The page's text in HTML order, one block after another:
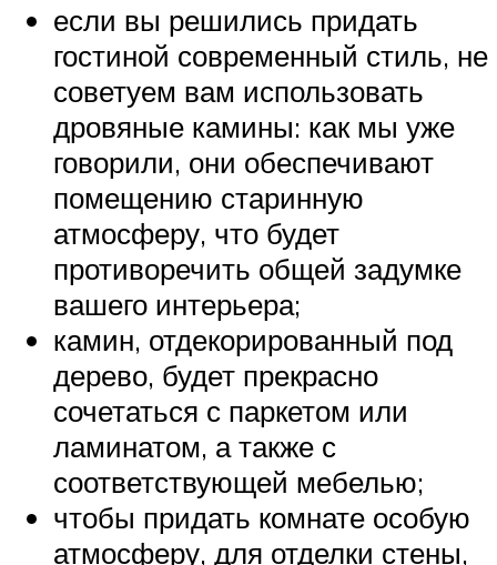
если вы решились придать
гостиной современный стиль, не
советуем вам использовать
дровяные камины: как мы уже
говорили, они обеспечивают
помещению старинную
атмосферу, что будет
противоречить общей задумке
вашего интерьера;
камин, отдекорированный под
дерево, будет прекрасно
сочетаться с паркетом или
ламинатом, а также с
соответствующей мебелью;
чтобы придать комнате особую
атмосферу, для отделки стены,